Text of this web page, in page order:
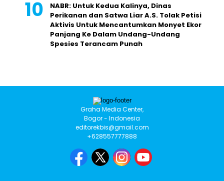
NABR: Untuk Kedua Kalinya, Dinas
Perikanan dan Satwa Liar A.S. Tolak Petisi
Aktivis Untuk Mencantumkan Monyet Ekor
Panjang Ke Dalam Undang-Undang
Spesies Terancam Punah
Graha Media Center,
Bogor - Indonesia
editorekbis@gmail.com
+628557777888